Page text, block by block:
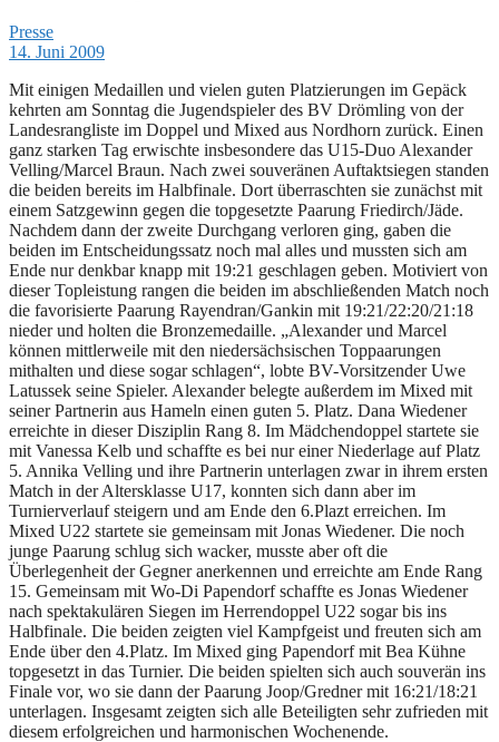
Presse
14. Juni 2009
Mit einigen Medaillen und vielen guten Platzierungen im Gepäck
kehrten am Sonntag die Jugendspieler des BV Drömling von der
Landesrangliste im Doppel und Mixed aus Nordhorn zurück. Einen
ganz starken Tag erwischte insbesondere das U15-Duo Alexander
Velling/Marcel Braun. Nach zwei souveränen Auftaktsiegen standen
die beiden bereits im Halbfinale. Dort überraschten sie zunächst mit
einem Satzgewinn gegen die topgesetzte Paarung Friedirch/Jäde.
Nachdem dann der zweite Durchgang verloren ging, gaben die
beiden im Entscheidungssatz noch mal alles und mussten sich am
Ende nur denkbar knapp mit 19:21 geschlagen geben. Motiviert von
dieser Topleistung rangen die beiden im abschließenden Match noch
die favorisierte Paarung Rayendran/Gankin mit 19:21/22:20/21:18
nieder und holten die Bronzemedaille. „Alexander und Marcel
können mittlerweile mit den niedersächsischen Toppaarungen
mithalten und diese sogar schlagen“, lobte BV-Vorsitzender Uwe
Latussek seine Spieler. Alexander belegte außerdem im Mixed mit
seiner Partnerin aus Hameln einen guten 5. Platz. Dana Wiedener
erreichte in dieser Disziplin Rang 8. Im Mädchendoppel startete sie
mit Vanessa Kelb und schaffte es bei nur einer Niederlage auf Platz
5. Annika Velling und ihre Partnerin unterlagen zwar in ihrem ersten
Match in der Altersklasse U17, konnten sich dann aber im
Turnierverlauf steigern und am Ende den 6.Plazt erreichen. Im
Mixed U22 startete sie gemeinsam mit Jonas Wiedener. Die noch
junge Paarung schlug sich wacker, musste aber oft die
Überlegenheit der Gegner anerkennen und erreichte am Ende Rang
15. Gemeinsam mit Wo-Di Papendorf schaffte es Jonas Wiedener
nach spektakulären Siegen im Herrendoppel U22 sogar bis ins
Halbfinale. Die beiden zeigten viel Kampfgeist und freuten sich am
Ende über den 4.Platz. Im Mixed ging Papendorf mit Bea Kühne
topgesetzt in das Turnier. Die beiden spielten sich auch souverän ins
Finale vor, wo sie dann der Paarung Joop/Gredner mit 16:21/18:21
unterlagen. Insgesamt zeigten sich alle Beteiligten sehr zufrieden mit
diesem erfolgreichen und harmonischen Wochenende.